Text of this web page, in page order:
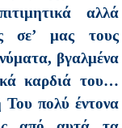
αλλά
σε’ μας τους
βγαλμένα
καρδιά του…
Του πολύ έντονα